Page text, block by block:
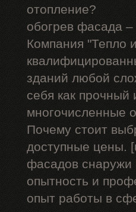
отопление?
обогрев фасада
Компания "Тепло
зданий любой
себя как
многочисленные
Почему стоит
доступные цены.
фасадов снаружи
опытность и
опыт работы в